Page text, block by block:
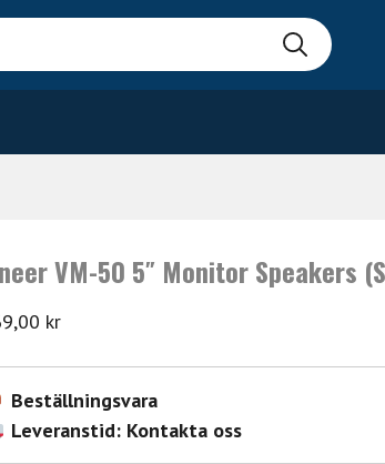
VM-50 5″ Monitor Speakers
kr
Beställningsvara
Leveranstid: Kontakta oss